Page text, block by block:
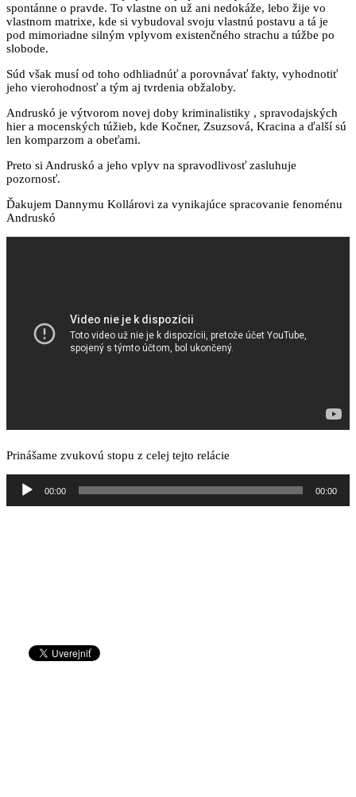
spontánne o pravde. To vlastne on už ani nedokáže, lebo žije vo
vlastnom matrixe, kde si vybudoval svoju vlastnú postavu a tá je
pod mimoriadne silným vplyvom existenčného strachu a túžbe po
slobode.
Súd však musí od toho odhliadnúť a porovnávať fakty, vyhodnotiť
jeho vierohodnosť a tým aj tvrdenia obžaloby.
Andruskó je výtvorom novej doby kriminalistiky , spravodajských
hier a mocenských túžieb, kde Kočner, Zsuzsová, Kracina a ďalší sú
len komparzom a obeťami.
Preto si Andruskó a jeho vplyv na spravodlivosť zasluhuje
pozornosť.
Ďakujem Dannymu Kollárovi za vynikajúce spracovanie fenoménu
Andruskó
Prinášame zvukovú stopu z celej tejto relácie
prehrávač00:00 00:00